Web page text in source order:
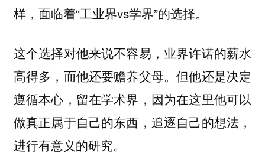
样，面临着“工业界vs学界”的选择。
这个选择对他来说不容易，业界许诺的薪水
高得多，而他还要赡养父母。但他还是决定
遵循本心，留在学术界，因为在这里他可以
做真正属于自己的东西，追逐自己的想法，
进行有意义的研究。